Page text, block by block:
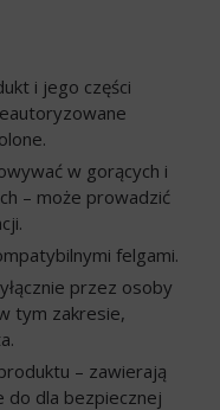
i jego części
w gorących i
– może prowadzić
felgami.
przez osoby
tym zakresie,
– zawierają
do dla bezpiecznej